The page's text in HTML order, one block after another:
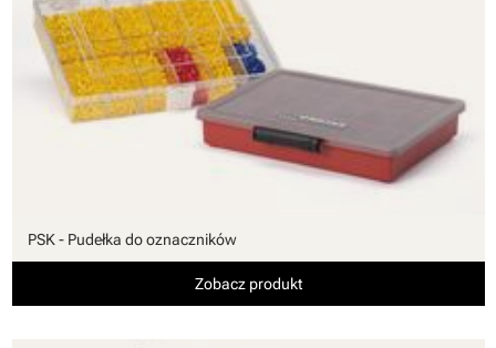
PSK - Pudełka do oznaczników
Zobacz produkt